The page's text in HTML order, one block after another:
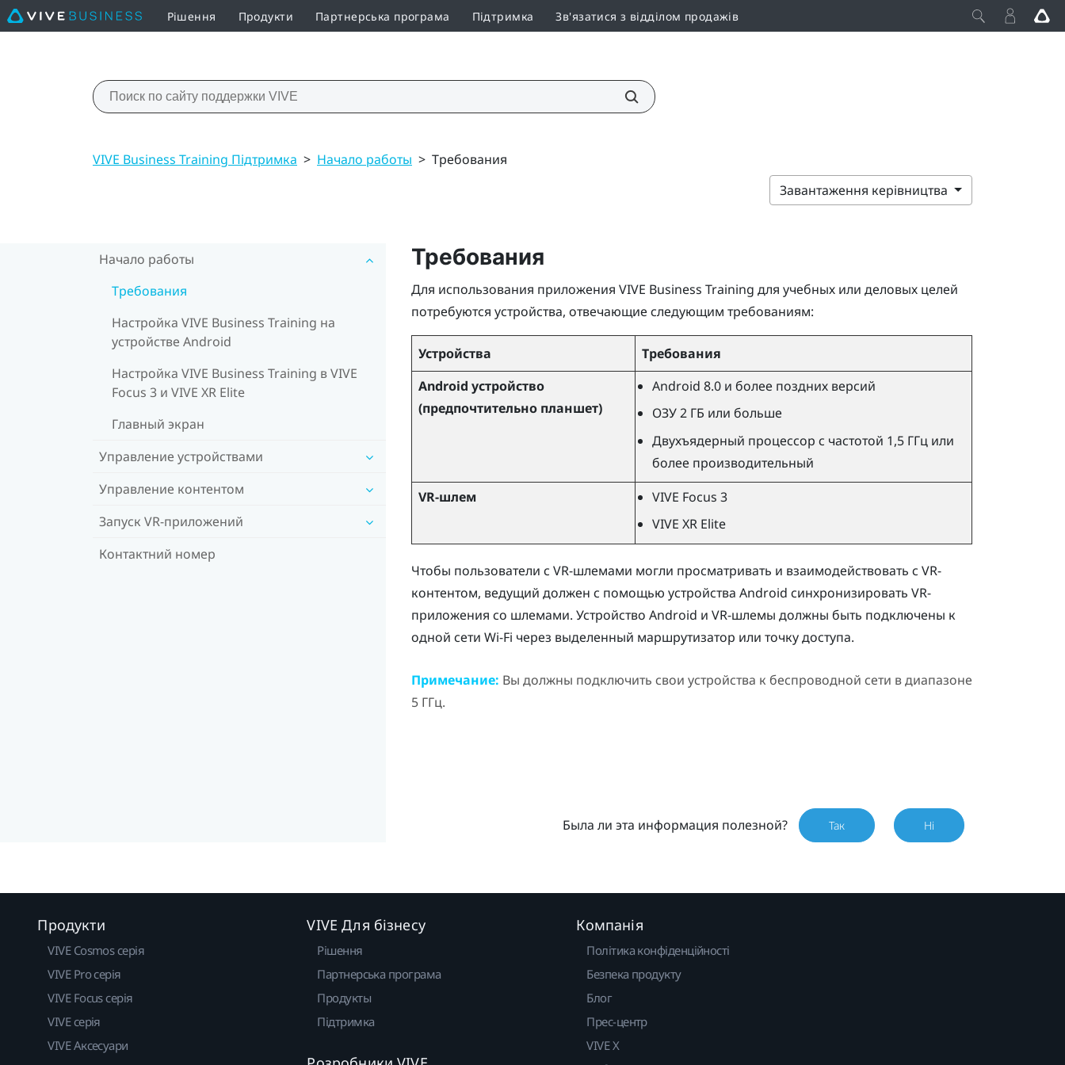
Рішення Продукти Партнерська програма Підтримка Зв'язатися з відділом продажів
VIVE Business Training Підтримка > Начало работы > Требования
Завантаження керівництва
Начало работы
Требования
Настройка VIVE Business Training на
устройстве Android
Настройка VIVE Business Training в VIVE
Focus 3 и VIVE XR Elite
Главный экран
Управление устройствами
Управление контентом
Запуск VR-приложений
Контактний номер
Требования
Для использования приложения VIVE Business Training для учебных или деловых целей
потребуются устройства, отвечающие следующим требованиям:
Устройства
Требования
Android устройство
(предпочтительно планшет)
Android 8.0 и более поздних версий
ОЗУ 2 ГБ или больше
Двухъядерный процессор с частотой 1,5 ГГц или
более производительный
VR-шлем
VIVE Focus 3
VIVE XR Elite
Чтобы пользователи с VR-шлемами могли просматривать и взаимодействовать с VR-
контентом, ведущий должен с помощью устройства Android синхронизировать VR-
приложения со шлемами. Устройство Android и VR-шлемы должны быть подключены к
одной сети Wi-Fi через выделенный маршрутизатор или точку доступа.
Примечание: Вы должны подключить свои устройства к беспроводной сети в диапазоне
5 ГГц.
Была ли эта информация полезной? Так Ні
Продукти
VIVE Cosmos серія
VIVE Pro серія
VIVE Focus серія
VIVE серія
VIVE Аксесуари
VIVE Для бізнесу
Рішення
Партнерська програма
Продукты
Підтримка
Компанія
Політика конфіденційності
Безпека продукту
Блог
Прес-центр
VIVE X